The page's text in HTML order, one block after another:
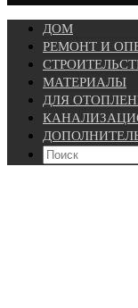
ДОМ
РЕМОНТ И
МАТЕРИАЛЫ
ДЛЯ